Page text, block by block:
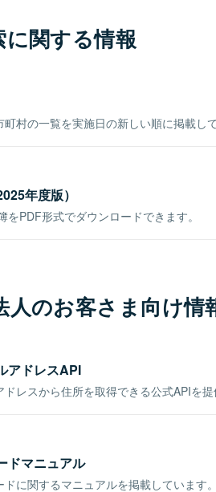
関する情報
村の一覧を実施日の新しい順に掲載して
年度版）
PDF形式でダウンロードできます。
人のお客さま向け情
アドレスAPI
レスから住所を取得できる公式APIを提
ドマニュアル
に関するマニュアルを掲載しています。